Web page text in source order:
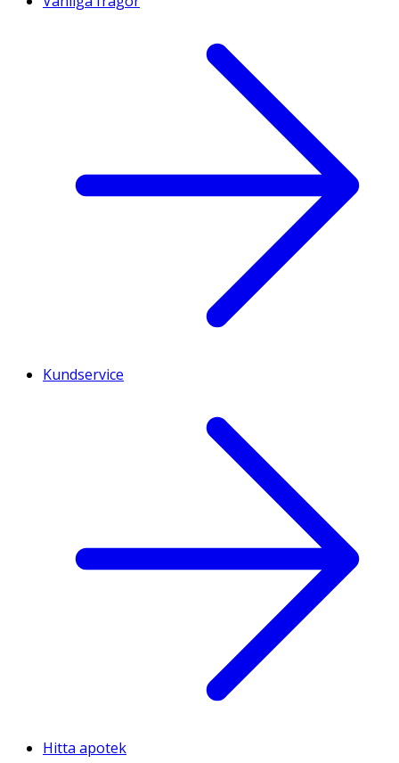
Kundservice
Hitta apotek